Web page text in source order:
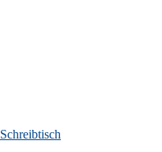
Schreibtisch